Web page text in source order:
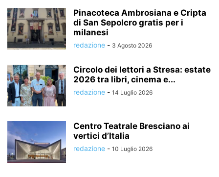
Pinacoteca Ambrosiana e Cripta
di San Sepolcro gratis per i
milanesi
redazione - 3 Agosto 2026
Circolo dei lettori a Stresa: estate
2026 tra libri, cinema e...
redazione - 14 Luglio 2026
Centro Teatrale Bresciano ai
vertici d’Italia
redazione - 10 Luglio 2026